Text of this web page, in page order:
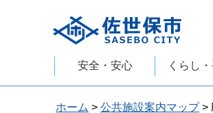
佐世保市
安全・安心 くらし
ホーム > 公共施設案内マップ>